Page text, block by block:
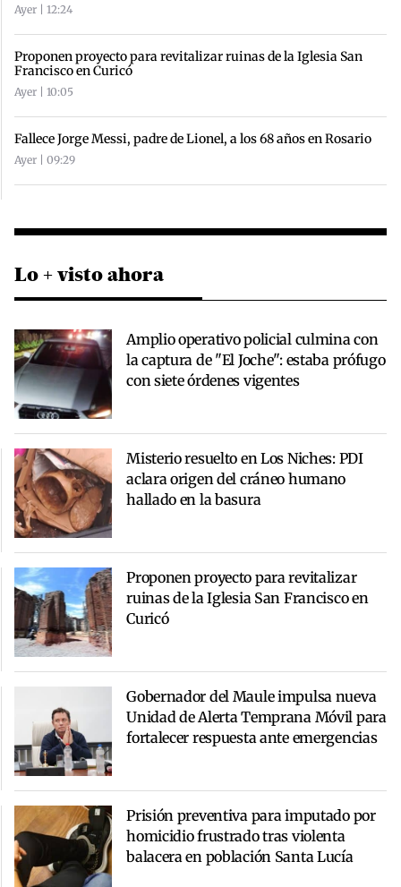
Ayer | 12:24
Proponen proyecto para revitalizar ruinas de la Iglesia San
Francisco en Curicó
Ayer | 10:05
Fallece Jorge Messi, padre de Lionel, a los 68 años en Rosario
Ayer | 09:29
Lo + visto ahora
Amplio operativo policial culmina con
la captura de "El Joche": estaba prófugo
con siete órdenes vigentes
Misterio resuelto en Los Niches: PDI
aclara origen del cráneo humano
hallado en la basura
Proponen proyecto para revitalizar
ruinas de la Iglesia San Francisco en
Curicó
Gobernador del Maule impulsa nueva
Unidad de Alerta Temprana Móvil para
fortalecer respuesta ante emergencias
Prisión preventiva para imputado por
homicidio frustrado tras violenta
balacera en población Santa Lucía